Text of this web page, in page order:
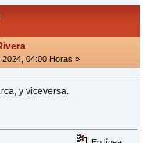
2024, 04:00 Horas »
y viceversa.